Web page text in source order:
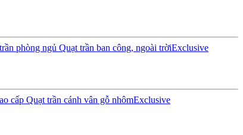
phòng ngủ Quạt trần ban công, ngoài trờiExclusive
cấp Quạt trần cánh vân gỗ nhômExclusive